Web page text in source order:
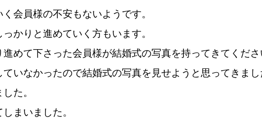
ご成婚までの流れ 親御様から始める
会員様の不安もないようです。
かりと進めていく方もいます。
めて下さった会員様が結婚式の写真を持ってきてくださ
ていなかったので結婚式の写真を見せようと思ってきま
た。
まいました。